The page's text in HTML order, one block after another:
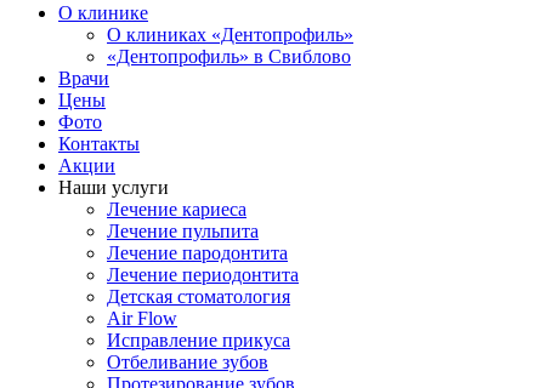
О клинике
О клиниках «Дентопрофиль»
«Дентопрофиль» в Свиблово
Врачи
Цены
Фото
Контакты
Акции
Наши услуги
Лечение кариеса
Лечение пульпита
Лечение пародонтита
Лечение периодонтита
Детская стоматология
Air Flow
Исправление прикуса
Отбеливание зубов
Протезирование зубов